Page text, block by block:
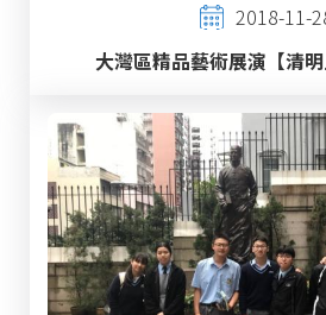
2018-11-
大灣區精品藝術展演【清